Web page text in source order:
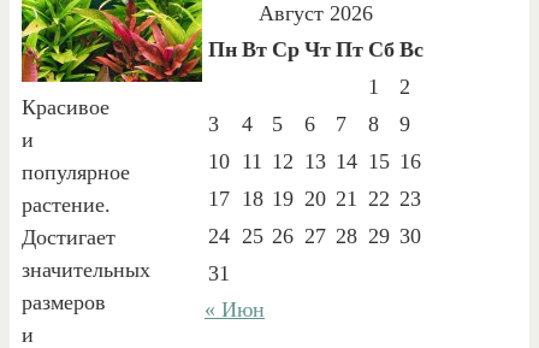
Красивое
и
популярное
растение.
Достигает
значительных
размеров
и
Август 2026
Пн Вт Ср Чт Пт Сб Вс
1
2
3
4 5 6 7 8
9
10 11 12 13 14 15 16
17 18 19 20 21 22 23
24 25 26 27 28 29 30
31
« Июн